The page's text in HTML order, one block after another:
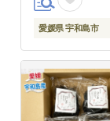
愛媛県 宇和島市